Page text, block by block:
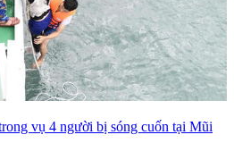
vụ 4 người bị sóng cuốn tại Mũi